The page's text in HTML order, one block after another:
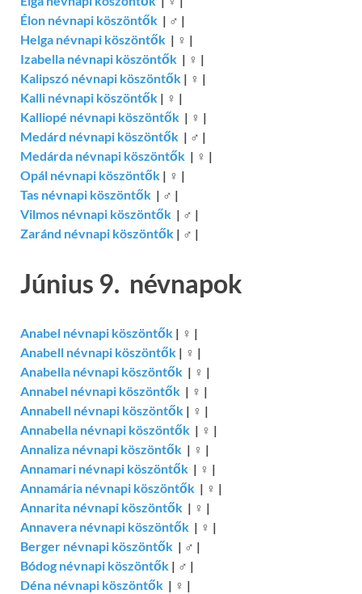
Élon névnapi köszöntők | ♂ |
Helga névnapi köszöntők | ♀ |
Izabella névnapi köszöntők | ♀ |
Kalipszó névnapi köszöntők | ♀ |
Kalli névnapi köszöntők | ♀ |
Kalliopé névnapi köszöntők | ♀ |
Medárd névnapi köszöntők | ♂ |
Medárda névnapi köszöntők | ♀ |
Opál névnapi köszöntők | ♀ |
Tas névnapi köszöntők | ♂ |
Vilmos névnapi köszöntők | ♂ |
Zaránd névnapi köszöntők | ♂ |
Június 9. névnapok
Anabel névnapi köszöntők | ♀ |
Anabell névnapi köszöntők | ♀ |
Anabella névnapi köszöntők | ♀ |
Annabel névnapi köszöntők | ♀ |
Annabell névnapi köszöntők | ♀ |
Annabella névnapi köszöntők | ♀ |
Annaliza névnapi köszöntők | ♀ |
Annamari névnapi köszöntők | ♀ |
Annamária névnapi köszöntők | ♀ |
Annarita névnapi köszöntők | ♀ |
Annavera névnapi köszöntők | ♀ |
Berger névnapi köszöntők | ♂ |
Bódog névnapi köszöntők | ♂ |
Déna névnapi köszöntők | ♀ |